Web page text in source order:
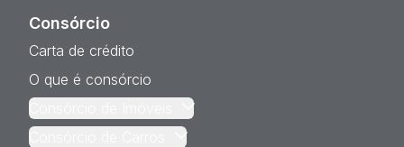
Consórcio
Carta de crédito
O que é consórcio
Consórcio de Imóveis
Consórcio de Carros